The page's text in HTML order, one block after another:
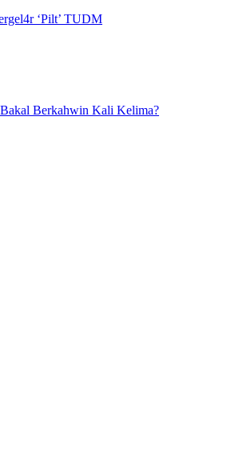
‘Pilt’ TUDM
Berkahwin Kali Kelima?